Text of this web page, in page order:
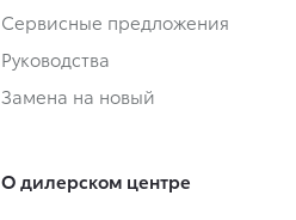
Сервисные предложения
Руководства
Замена на новый
О дилерском центре